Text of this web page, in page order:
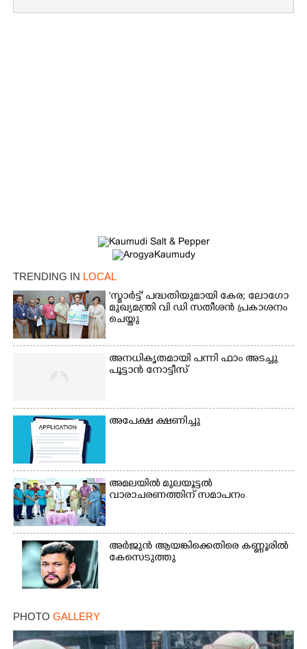
TRENDING IN LOCAL
'സ്മാർട്ട്' പദ്ധതിയുമായി കേര; ലോഗോ
മുഖ്യമന്ത്രി വി ഡി സതീശൻ പ്രകാശനം
ചെയ്തു
അനധികൃതമായി പന്നി ഫാം അടച്ചു
പൂട്ടാൻ നോട്ടീസ്
അപേക്ഷ ക്ഷണിച്ചു
അമലയിൽ മുലയൂട്ടൽ
വാരാചരണത്തിന് സമാപനം
അർജുൻ ആയങ്കിക്കെതിരെ കണ്ണൂരിൽ
കേസെടുത്തു
PHOTO GALLERY